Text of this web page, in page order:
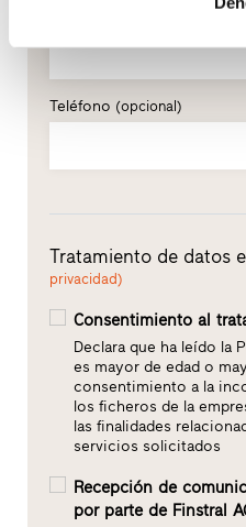
Teléfono (opcional)
Tratamiento de datos
privacidad)
Consentimiento al
Declara que ha leído la
es mayor de edad o
consentimiento a la
los ficheros de la
las finalidades
servicios solicitados
Recepción de
por parte de Finstral